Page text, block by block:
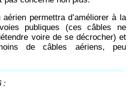
permettra d’améliorer à la
publiques (ces câbles ne
voire de se décrocher) et
de câbles aériens, peu
: